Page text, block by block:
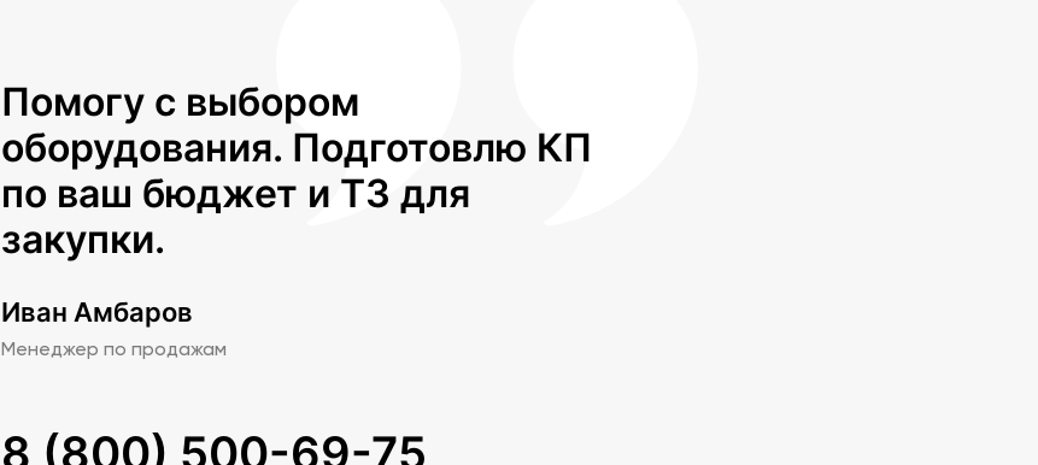
Помогу с выбором
оборудования. Подготовлю КП
по ваш бюджет и ТЗ для
закупки.
Иван Амбаров
Менеджер по продажам
8 (800) 500-69-75